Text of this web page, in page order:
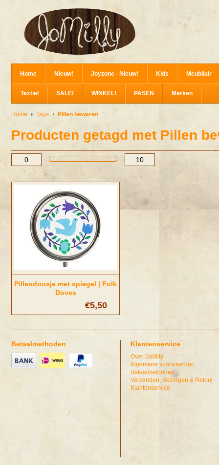
Home Nieuw! Joyzone - Nieuw! Kids Meubilair
Textiel SALE! WINKEL! PASEN Merken
Home Tags Pillen bewaren
Producten getagd met Pillen
Pillendoosje met spiegel | Folk
Doves
€5,50
Betaalmethoden Klantenservice
Over JoMilly
Algemene voorwaarden
Betaalmethoden
Verzenden, Bezorgen & Retour
Klantenservice